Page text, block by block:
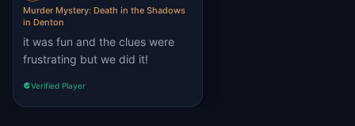
Murder Mystery: Death in the Shadows
in Denton
it was fun and the clues were
frustrating but we did it!
Verified Player